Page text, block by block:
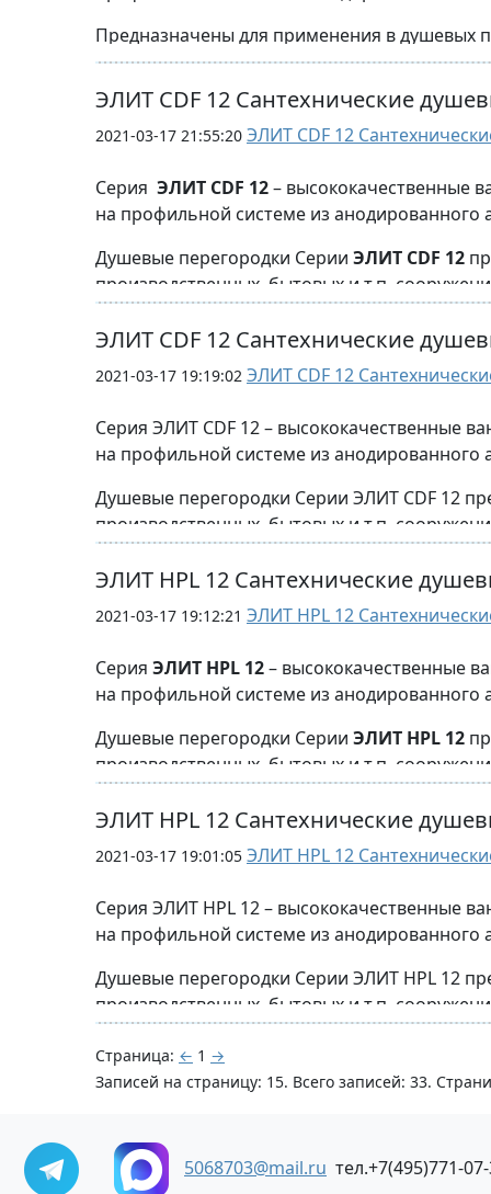
опора резьбовая опора
2
Возможно исполнение в
2
Помимо стандартных душевых
Варианты
глубина (ширина) душевых перегородок:
- до 700 мм
- до 1000 мм
Помимо стандартных душевых перегородок
Предназначены для применения в душевых
сооружениях.
Возможно эксплуатировать душевое
материалов.
Стандартная высота перегородок от пола
Также могут выпускаться высотой до
глубина (ширина) душевых перегородок:
- до 700 мм
- возможно увеличение ширины до 2000 мм.
Помимо стандартных душевых перегородок
Варианты
ЭЛИТ CDF 12 Сантехнические
2021-03-17 21:55:20 ЭЛИТ CDF 12
Серия ЭЛИТ CDF 12– высококачественные
на профильной системе из
Душевые перегородки Серии ЭЛИТ CDF 12
производственных, бытовых и т.п.
Возможно эксплуатировать душевое
материалов.
Верхняя обвязка может быть выполнена из
крепления.
Возможно исполнение в
ЭЛИТ CDF 12 Сантехнические
2021-03-17 19:19:02 ЭЛИТ CDF 12
Серия ЭЛИТ CDF 12 – высококачественные
на профильной системе из
Душевые перегородки Серии ЭЛИТ CDF 12
производственных, бытовых и т.п.
Возможно эксплуатировать душевое
материалов.
просвет от пола 150-180мм.
Стандартная глубина 1200-1500 мм.
Стандартная ширина двери 600/900 мм
Возможно изготовление туалетных
Верхняя обвязка может быть выполнена из
ЭЛИТ HPL 12 Сантехнические
2021-03-17 19:12:21 ЭЛИТ HPL 12
Серия ЭЛИТ HPL 12– высококачественные
на профильной системе из
Душевые перегородки Серии ЭЛИТ HPL 12
производственных, бытовых и т.п.
Возможно эксплуатировать душевое
материалов.
Верхняя обвязка может быть выполнена из
крепления.
ЭЛИТ HPL 12 Сантехнические
2021-03-17 19:01:05 ЭЛИТ HPL 12
Серия ЭЛИТ HPL 12 – высококачественные
на профильной системе из
Душевые перегородки Серии ЭЛИТ HPL 12
производственных, бытовых и т.п.
Возможно эксплуатировать душевое
материалов.
просвет от пола 150-180мм.
Страница: ← 1 →
Записей на страницу: 15. Всего записей: 33.
5068703@mail.ru тел.+7(495)771-